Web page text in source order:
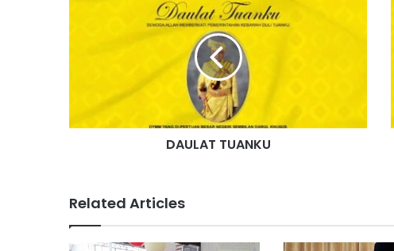
A
DAULAT TUANKU
Related Articles